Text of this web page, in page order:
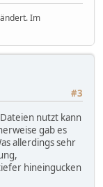
Im
#3
nutzt kann
gab es
allerdings sehr
hineingucken